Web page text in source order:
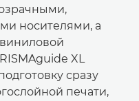
носителями, а
XL
сразу
печати,